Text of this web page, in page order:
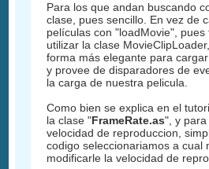
Para los que andan buscando
clase, pues sencillo. En vez de
películas con "loadMovie",
utilizar la clase
forma más elegante para
y provee de disparadores de
la carga de nuestra pelicula.
Como bien se explica en el
la clase "FrameRate.as", y
velocidad de reproduccion,
codigo seleccionariamos a cual
modificarle la velocidad de